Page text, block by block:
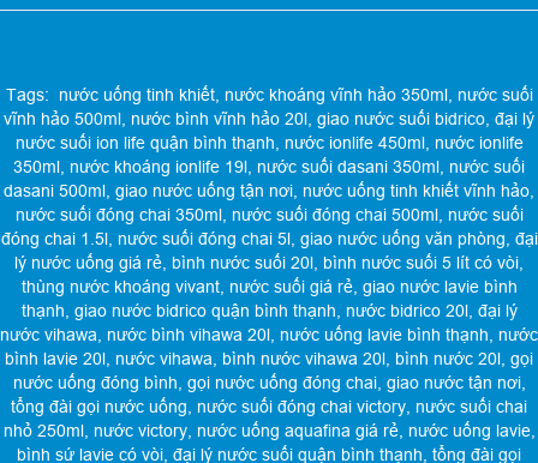
Tags: nước uống tinh khiết, nước khoáng vĩnh hảo 350ml, nước suối
vĩnh hảo 500ml, nước bình vĩnh hảo 20l, giao nước suối bidrico, đại lý
nước suối ion life quận bình thạnh, nước ionlife 450ml, nước ionlife
350ml, nước khoáng ionlife 19l, nước suối dasani 350ml, nước suối
dasani 500ml, giao nước uống tận nơi, nước uống tinh khiết vĩnh hảo,
nước suối đóng chai 350ml, nước suối đóng chai 500ml, nước suối
đóng chai 1.5l, nước suối đóng chai 5l, giao nước uống văn phòng, đại
lý nước uống giá rẻ, bình nước suối 20l, bình nước suối 5 lít có vòi,
thùng nước khoáng vivant, nước suối giá rẻ, giao nước lavie bình
thạnh, giao nước bidrico quận bình thạnh, nước bidrico 20l, đại lý
nước vihawa, nước bình vihawa 20l, nước uống lavie bình thạnh, nước
bình lavie 20l, nước vihawa, bình nước vihawa 20l, bình nước 20l, gọi
nước uống đóng bình, gọi nước uống đóng chai, giao nước tận nơi,
tổng đài gọi nước uống, nước suối đóng chai victory, nước suối chai
nhỏ 250ml, nước victory, nước uống aquafina giá rẻ, nước uống lavie,
bình sứ lavie có vòi, đại lý nước suối quận bình thạnh, tổng đài gọi